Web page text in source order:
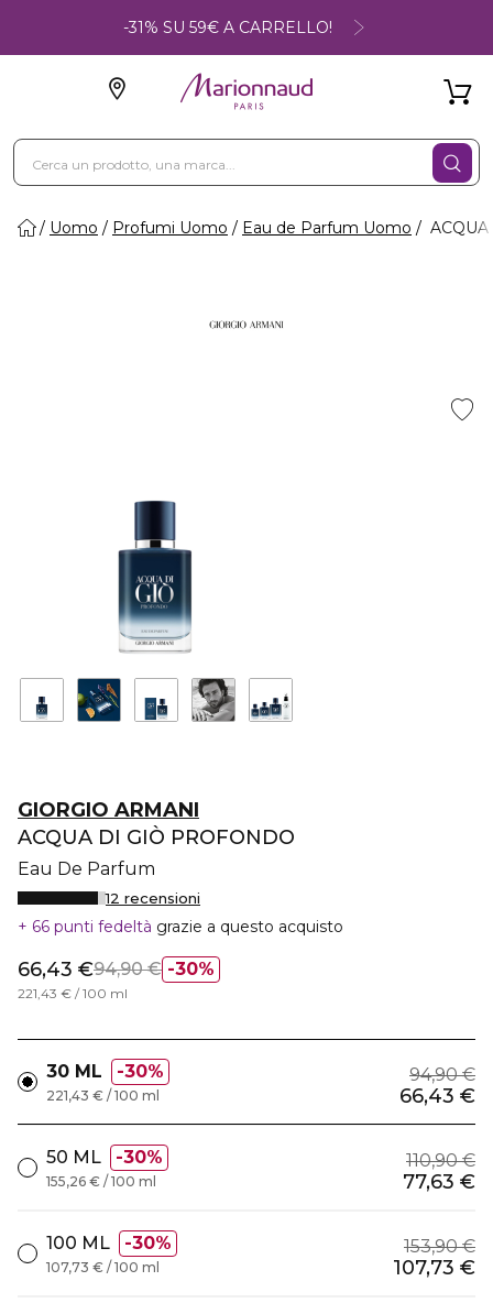
-31% SU 59€ A CARRELLO!
Uomo Profumi Uomo Eau de Parfum Uomo
GIORGIO ARMANI
ACQUA DI GIÒ PROFONDO
Eau De Parfum
12 recensioni
66 punti fedeltà grazie a questo acquisto
30%
66,43 €94,90 €
221,43 € / 100 ml
30 ML 30% 94,90 €
66,43 €
221,43 € / 100 ml
50 ML 30% 110,90 €
77,63 €
155,26 € / 100 ml
100 ML 30% 153,90 €
107,73 €
107,73 € / 100 ml